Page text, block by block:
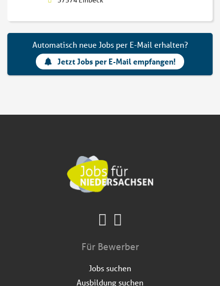
Automatisch neue Jobs per E-Mail erhalten?
Jetzt Jobs per E-Mail empfangen!
Für Bewerber
Jobs suchen
Ausbildung suchen